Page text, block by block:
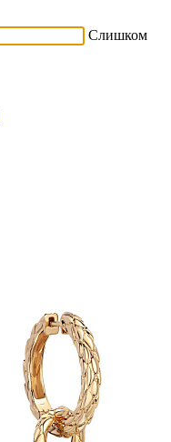
Слишком